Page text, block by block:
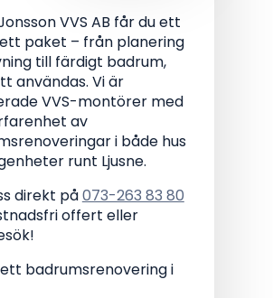
Jonsson VVS AB får du ett
paket – från planering
till färdigt badrum,
användas. Vi är
VVS-montörer med
av
i både hus
runt Ljusne.
direkt på 073-263 83 80
offert eller
badrumsrenovering i